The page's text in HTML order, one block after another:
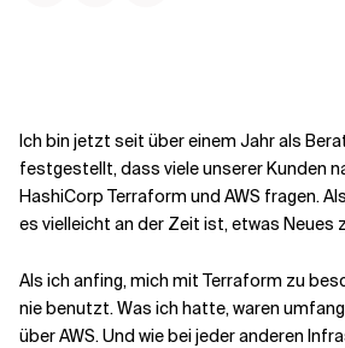
Ich bin jetzt seit über einem Jahr als
festgestellt, dass viele unserer Kunden
HashiCorp Terraform und AWS fragen.
es vielleicht an der Zeit ist, etwas Neues
Als ich anfing, mich mit Terraform zu
nie benutzt. Was ich hatte, waren
über AWS. Und wie bei jeder anderen